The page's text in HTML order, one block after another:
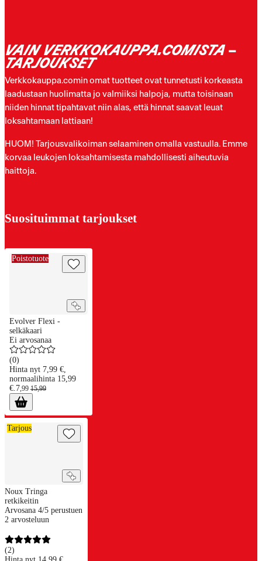
VAIN VERKKOKAUPPA.COMISTA –
TARJOUKSET
Verkkokauppa.comin omat tuotteet ovat tunnetusti korkeasta
laadustaan huolimatta jo valmiiksi halpoja, mutta toisinaan
niiden hinnat tipahtavat niin alas, että hinnat saavat leuat
loksahtamaan lattiaan!
HUOM! Tarjousvalikoiman selaaminen omalla vastuulla. Emme
korvaa leukojen loksahtamisesta mahdollisesti aiheutuvia
haittoja.
Suosituimmat tarjoukset
Evolver Flexi -selkäkaari
Poistotuote
Evolver Flexi -
selkäkaari
Ei arvosanaa
(0)
Hinta nyt 7,99 €,
normaalihinta 15,99
€.7,99 15,99
Noux Tringa retkikeitin
Tarjous
Noux Tringa
retkikeitin
Arvosana 4/5 perustuen
2 arvosteluun
(2)